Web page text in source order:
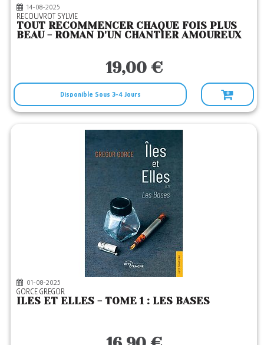
14-08-2025
RECOUVROT SYLVIE
TOUT RECOMMENCER CHAQUE FOIS PLUS
BEAU - ROMAN D'UN CHANTIER AMOUREUX
19,00 €
Disponible Sous 3-4 Jours
01-08-2025
GORCE GREGOR
ILES ET ELLES - TOME 1 : LES BASES